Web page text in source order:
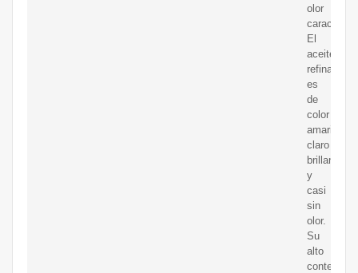
olor
El
aceite
refinado
es
de
color
amarillo
claro
brillante
y
casi
sin
olor.
Su
alto
contenido